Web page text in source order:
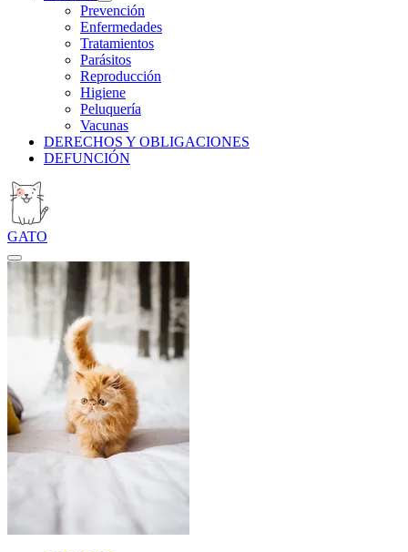
Prevención
Enfermedades
Tratamientos
Parásitos
Reproducción
Higiene
Peluquería
Vacunas
DERECHOS Y OBLIGACIONES
DEFUNCIÓN
GATO